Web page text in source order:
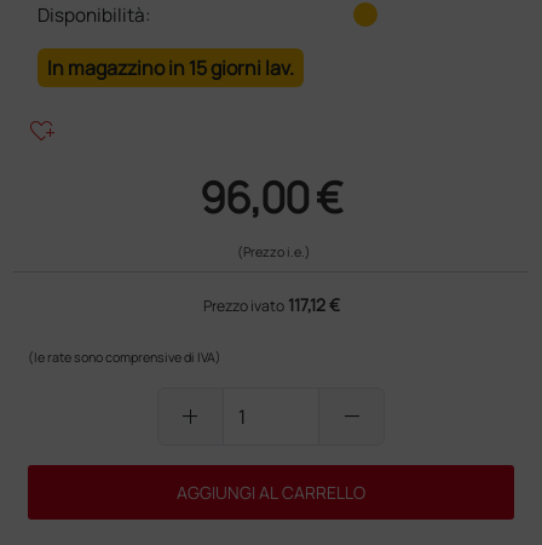
Disponibilità:
In magazzino in 15 giorni lav.
heart_plus
96,00 €
(Prezzo i.e.)
Prezzo ivato 117,12 €
(le rate sono comprensive di IVA)
add remove
AGGIUNGI AL CARRELLO